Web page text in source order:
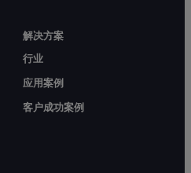
解决方案
行业
应用案例
客户成功案例